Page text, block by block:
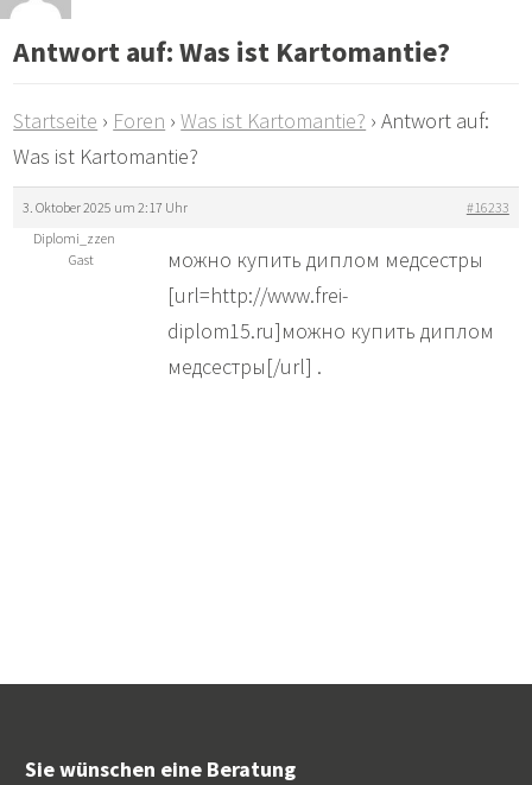
Antwort auf: Was ist Kartomantie?
Startseite › Foren › Was ist Kartomantie? › Antwort auf:
Was ist Kartomantie?
3. Oktober 2025 um 2:17 Uhr
#16233
Diplomi_zzen
Gast
можно купить диплом медсестры
[url=http://www.frei-
diplom15.ru]можно купить диплом
медсестры[/url] .
Sie wünschen eine Beratung